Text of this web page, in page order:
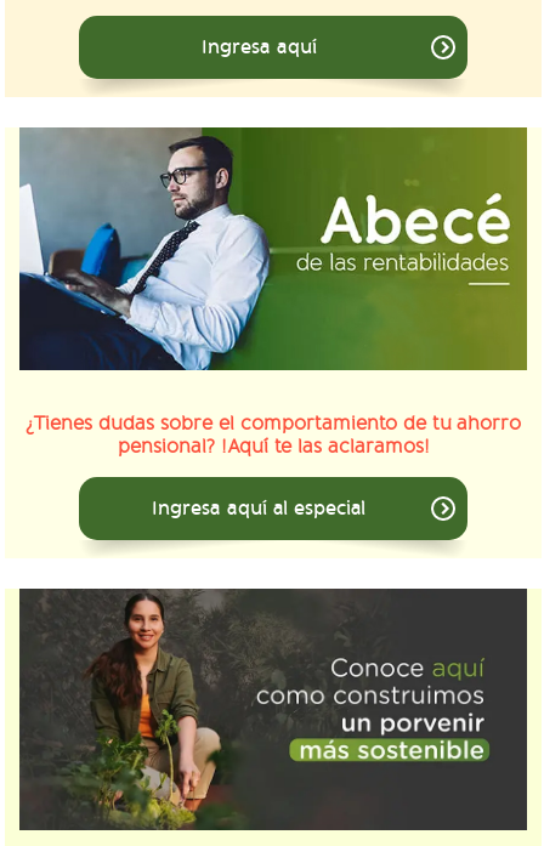
Ingresa aquí
¿Tienes dudas sobre el comportamiento de tu ahorro
pensional? !Aquí te las aclaramos!
Ingresa aquí al especial